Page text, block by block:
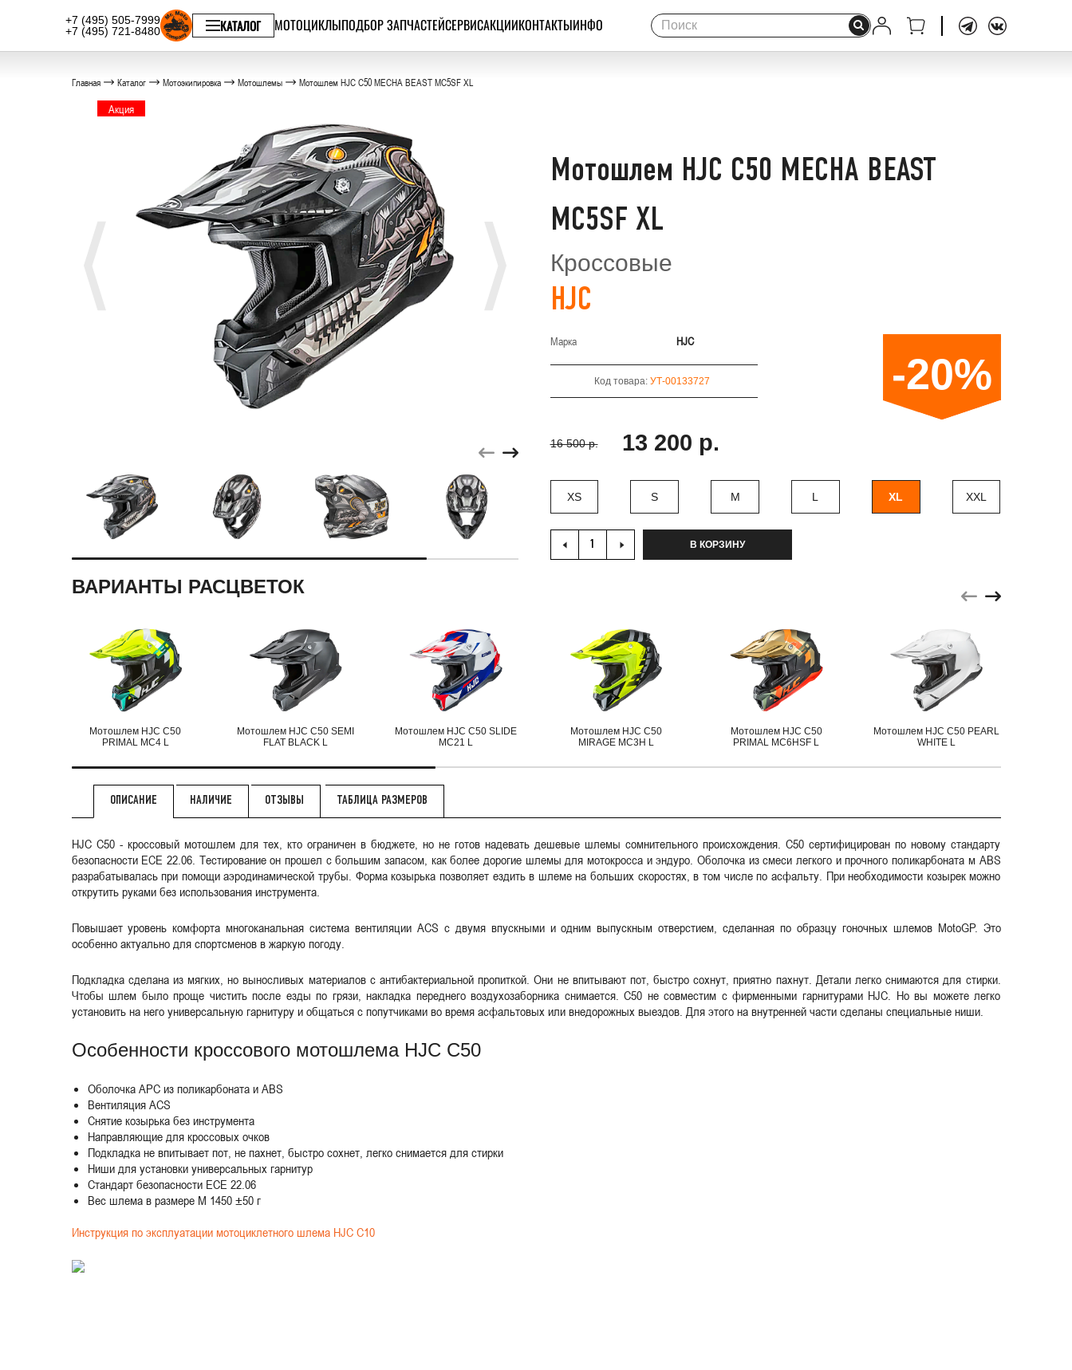
+7 (495) 505-7999
+7 (495) 721-8480
КАТАЛОГ МОТОЦИКЛЫПОДБОР ЗАПЧАСТЕЙСЕРВИСАКЦИИКОНТАКТЫИНФО
Главная Каталог Мотоэкипировка Мотошлемы Мотошлем HJC C50 MECHA BEAST MC5SF XL
Акция
Мотошлем HJC C50 MECHA BEAST
MC5SF XL
Кроссовые
HJC
Марка HJC
Код товара: УТ-00133727
16 500 р. 13 200 р.
-20%
XS S M L XL XXL
В КОРЗИНУ
ВАРИАНТЫ РАСЦВЕТОК
Мотошлем HJC C50
PRIMAL MC4 L
Мотошлем HJC C50 SEMI
FLAT BLACK L
Мотошлем HJC C50 SLIDE
MC21 L
Мотошлем HJC C50
MIRAGE MC3H L
Мотошлем HJC C50
PRIMAL MC6HSF L
Мотошлем HJC C50 PEARL
WHITE L
ОПИСАНИЕ НАЛИЧИЕ ОТЗЫВЫ ТАБЛИЦА РАЗМЕРОВ
HJC C50 - кроссовый мотошлем для тех, кто ограничен в бюджете, но не готов надевать дешевые шлемы сомнительного происхождения. C50 сертифицирован по новому стандарту
безопасности ECE 22.06. Тестирование он прошел с большим запасом, как более дорогие шлемы для мотокросса и эндуро. Оболочка из смеси легкого и прочного поликарбоната м ABS
разрабатывалась при помощи аэродинамической трубы. Форма козырька позволяет ездить в шлеме на больших скоростях, в том числе по асфальту. При необходимости козырек можно
открутить руками без использования инструмента.
Повышает уровень комфорта многоканальная система вентиляции ACS с двумя впускными и одним выпускным отверстием, сделанная по образцу гоночных шлемов MotoGP. Это
особенно актуально для спортсменов в жаркую погоду.
Подкладка сделана из мягких, но выносливых материалов с антибактериальной пропиткой. Они не впитывают пот, быстро сохнут, приятно пахнут. Детали легко снимаются для стирки.
Чтобы шлем было проще чистить после езды по грязи, накладка переднего воздухозаборника снимается. C50 не совместим с фирменными гарнитурами HJC. Но вы можете легко
установить на него универсальную гарнитуру и общаться с попутчиками во время асфальтовых или внедорожных выездов. Для этого на внутренней части сделаны специальные ниши.
Особенности кроссового мотошлема HJC C50
Оболочка APC из поликарбоната и ABS
Вентиляция ACS
Снятие козырька без инструмента
Направляющие для кроссовых очков
Подкладка не впитывает пот, не пахнет, быстро сохнет, легко снимается для стирки
Ниши для установки универсальных гарнитур
Стандарт безопасности ECE 22.06
Вес шлема в размере M 1450 ±50 г
Инструкция по эксплуатации мотоциклетного шлема HJC C10